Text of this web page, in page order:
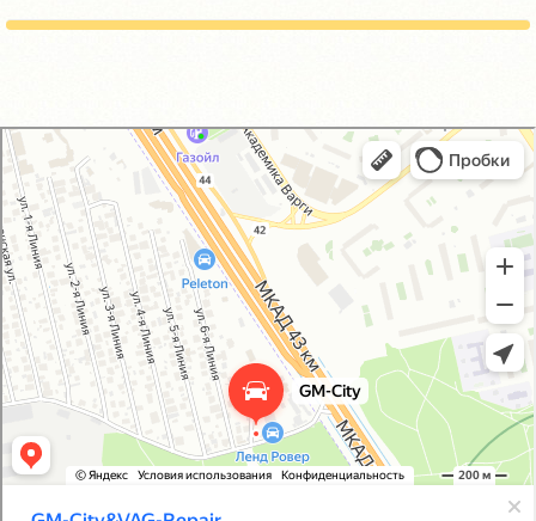
GM-City&VAG-Repair
Автосервис, автотехцентр в Москве
Магазин автозапчастей и автотоваров в Москве